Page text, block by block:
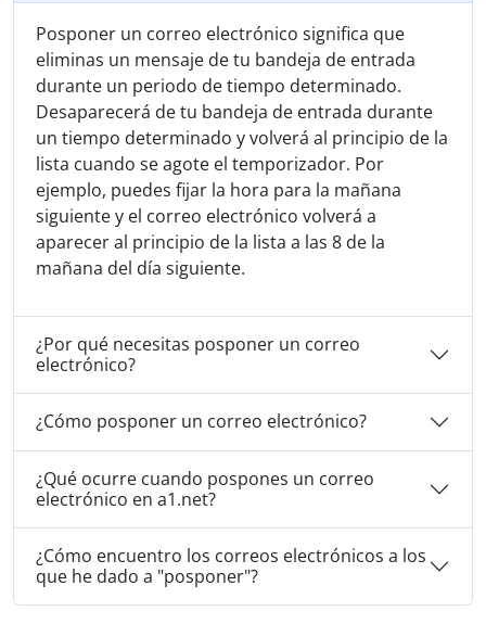
Posponer un correo electrónico significa que
eliminas un mensaje de tu bandeja de entrada
durante un periodo de tiempo determinado.
Desaparecerá de tu bandeja de entrada durante
un tiempo determinado y volverá al principio de la
lista cuando se agote el temporizador. Por
ejemplo, puedes fijar la hora para la mañana
siguiente y el correo electrónico volverá a
aparecer al principio de la lista a las 8 de la
mañana del día siguiente.
¿Por qué necesitas posponer un correo
electrónico?
¿Cómo posponer un correo electrónico?
¿Qué ocurre cuando pospones un correo
electrónico en a1.net?
¿Cómo encuentro los correos electrónicos a los
que he dado a "posponer"?